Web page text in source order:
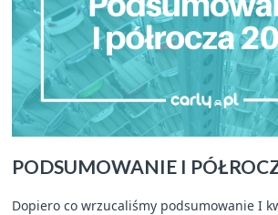
PODSUMOWANIE I
Dopiero co wrzucaliśmy podsumowanie I